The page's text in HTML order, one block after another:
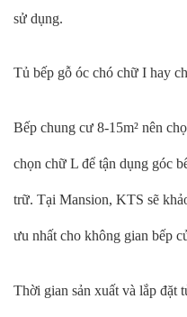
sử dụng.
Tủ bếp gỗ óc chó chữ I hay
Bếp chung cư 8-15m² nên
chọn chữ L để tận dụng góc
trữ. Tại Mansion, KTS sẽ
ưu nhất cho không gian bếp
Thời gian sản xuất và lắp đặt